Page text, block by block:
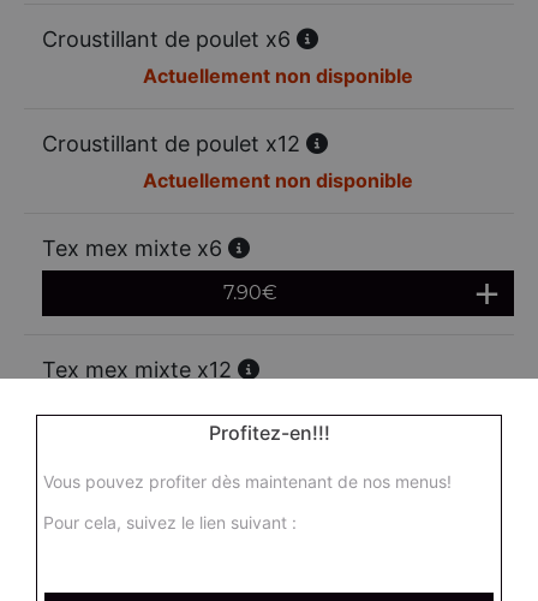
Croustillant de poulet x6
Actuellement non disponible
Croustillant de poulet x12
Actuellement non disponible
Tex mex mixte x6
7.90€
Tex mex mixte x12
13.00€
Mozzarella sticks x6
6.95 €
Profitez-en!!!
Vous pouvez profiter dès maintenant de nos menus!
Pour cela, suivez le lien suivant :